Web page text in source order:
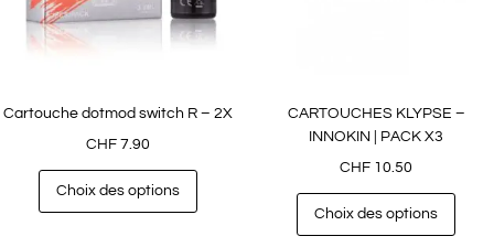
Cartouche dotmod switch R – 2X
CHF 7.90
Choix des options
CARTOUCHES KLYPSE –
INNOKIN | PACK X3
CHF 10.50
Choix des options